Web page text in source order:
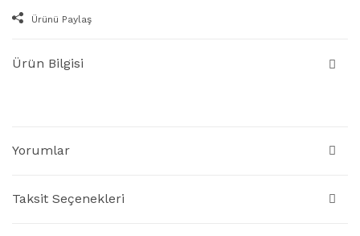
Ürünü Paylaş
Ürün Bilgisi
Yorumlar
Taksit Seçenekleri